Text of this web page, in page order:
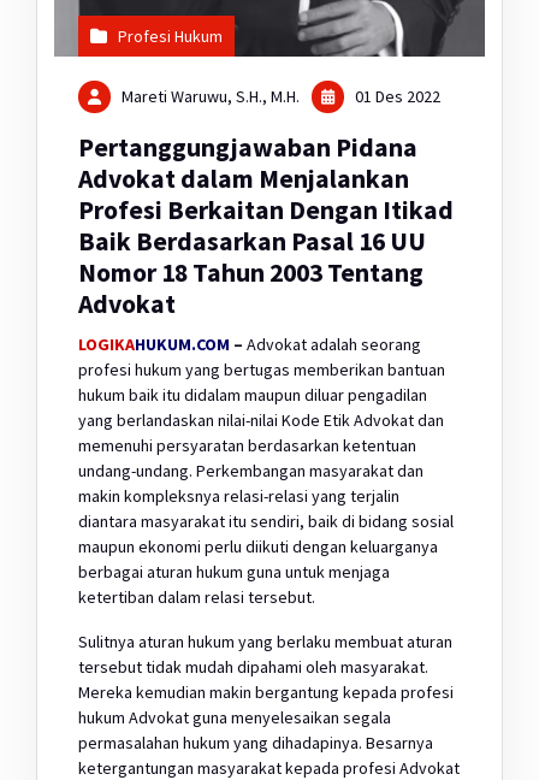
Profesi Hukum
Mareti Waruwu, S.H., M.H. 01 Des 2022
Pertanggungjawaban Pidana
Advokat dalam Menjalankan
Profesi Berkaitan Dengan Itikad
Baik Berdasarkan Pasal 16 UU
Nomor 18 Tahun 2003 Tentang
Advokat
LOGIKAHUKUM.COM – Advokat adalah seorang
profesi hukum yang bertugas memberikan bantuan
hukum baik itu didalam maupun diluar pengadilan
yang berlandaskan nilai-nilai Kode Etik Advokat dan
memenuhi persyaratan berdasarkan ketentuan
undang-undang. Perkembangan masyarakat dan
makin kompleksnya relasi-relasi yang terjalin
diantara masyarakat itu sendiri, baik di bidang sosial
maupun ekonomi perlu diikuti dengan keluarganya
berbagai aturan hukum guna untuk menjaga
ketertiban dalam relasi tersebut.
Sulitnya aturan hukum yang berlaku membuat aturan
tersebut tidak mudah dipahami oleh masyarakat.
Mereka kemudian makin bergantung kepada profesi
hukum Advokat guna menyelesaikan segala
permasalahan hukum yang dihadapinya. Besarnya
ketergantungan masyarakat kepada profesi Advokat